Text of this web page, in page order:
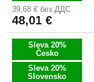
39,68 € без ДДС
48,01 €
Sleva 20%
Česko
Sleva 20%
Slovensko